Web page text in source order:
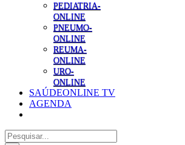
PEDIATRIA-
ONLINE
PNEUMO-
ONLINE
REUMA-
ONLINE
URO-
ONLINE
SAÚDEONLINE TV
AGENDA
Pesquisar